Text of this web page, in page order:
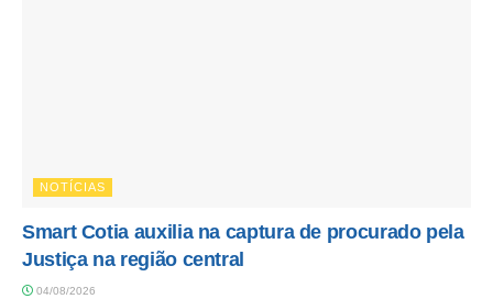
NOTÍCIAS
Smart Cotia auxilia na captura de procurado pela
Justiça na região central
04/08/2026